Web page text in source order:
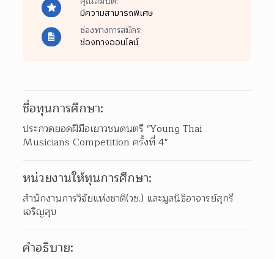
มีความสามารถพิเศษ
ช่องทางการสมัคร:
ช่องทางออนไลน์
ชื่อทุนการศึกษา:
ประกวดยอดฝีมือเยาวชนดนตรี "Young Thai
Musicians Competition ครั้งที่ 4"
หน่วยงานให้ทุนการศึกษา:
สำนักงานการวิจัยแห่งชาติ(วช.) และมูลนิธิอาจารย์สุกรี
เจริญสุข
คำอธิบาย: